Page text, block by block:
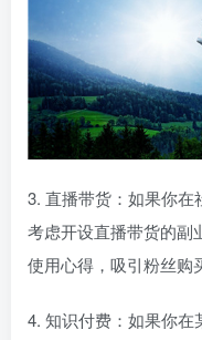
3. 直播带货：如果你
考虑开设直播带货的副
使用心得，吸引粉丝购
4. 知识付费：如果你